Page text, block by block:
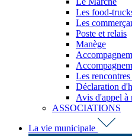
Les food-
Les
Poste et relais
Manège
Les
Déclaration
Avis d'appel à
ASSOCIATIONS
La vie municipale